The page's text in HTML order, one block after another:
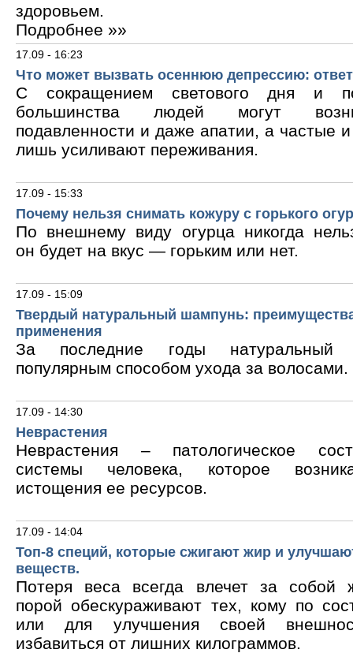
здоровьем.
Подробнее »»
17.09 - 16:23
Что может вызвать осеннюю депрессию:
С сокращением светового дня и
большинства людей могут
подавленности и даже апатии, а частые
лишь усиливают переживания.
17.09 - 15:33
Почему нельзя снимать кожуру с горького
По внешнему виду огурца никогда
он будет на вкус — горьким или нет.
17.09 - 15:09
Твердый натуральный шампунь:
применения
За последние годы натуральный
популярным способом ухода за волосами.
17.09 - 14:30
Неврастения
Неврастения – патологическое
системы человека, которое
истощения ее ресурсов.
17.09 - 14:04
Топ-8 специй, которые сжигают жир и
веществ.
Потеря веса всегда влечет за собой
порой обескураживают тех, кому по
или для улучшения своей
избавиться от лишних килограммов.